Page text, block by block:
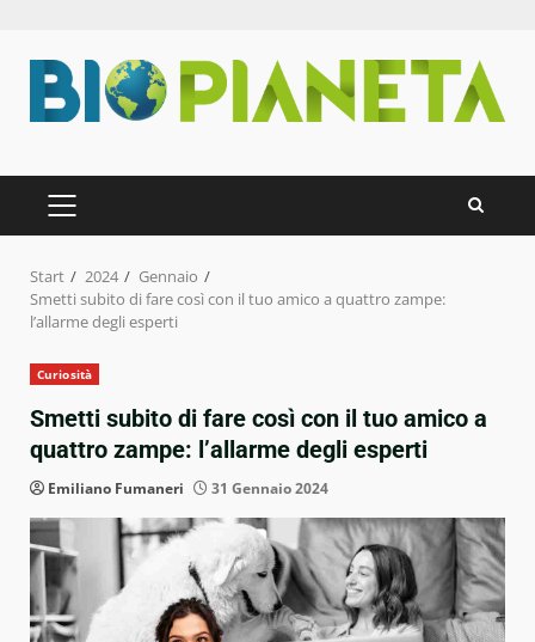
Inhalt
springen
PRIMÄRES
MENÜ
Start 2024
Gennaio
Smetti subito di fare così con il tuo amico a quattro zampe:
l’allarme degli esperti
Curiosità
Smetti subito di fare così con il tuo amico a
quattro zampe: l’allarme degli esperti
Emiliano Fumaneri 31 Gennaio 2024